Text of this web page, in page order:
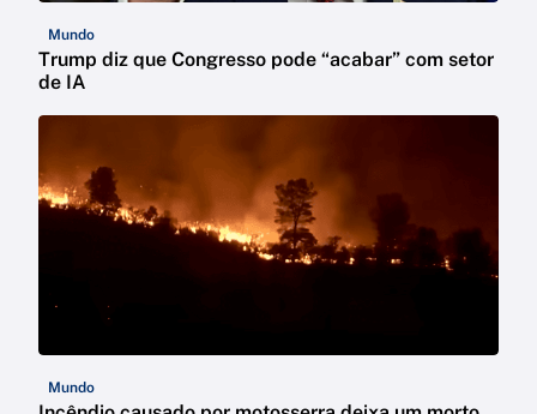
Mundo
Trump diz que Congresso pode “acabar” com setor
de IA
Mundo